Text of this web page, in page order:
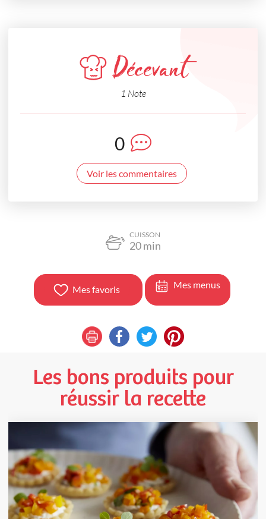
Décevant
1 Note
0
Voir les commentaires
CUISSON
20min
Mes favoris Mes menus
Les bons produits pour
réussir la recette